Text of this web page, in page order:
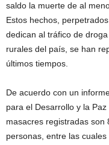
saldo la muerte de al
Estos hechos,
dedican al tráfico de
rurales del país, se han
últimos tiempos.
De acuerdo con un
para el Desarrollo y la
masacres registradas
personas, entre las